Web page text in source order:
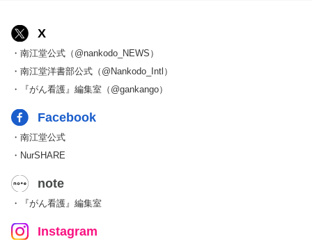
X
・南江堂公式（@nankodo_NEWS）
・南江堂洋書部公式（@Nankodo_Intl）
・『がん看護』編集室（@gankango）
Facebook
・南江堂公式
・NurSHARE
note
・『がん看護』編集室
Instagram